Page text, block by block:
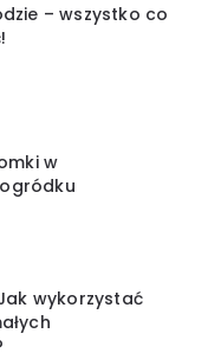
– wszystko co
w
wykorzystać